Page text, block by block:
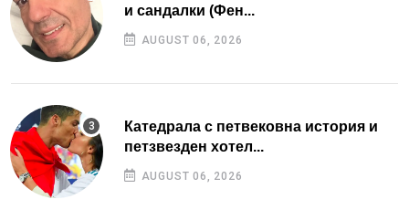
и сандалки (Фен...
AUGUST 06, 2026
Катедрала с петвековна история и
петзвезден хотел...
AUGUST 06, 2026